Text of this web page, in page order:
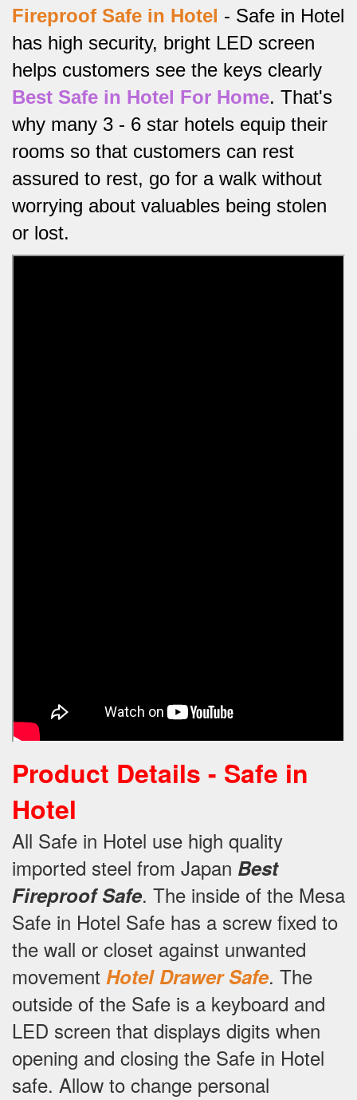
Fireproof Safe in Hotel - Safe in Hotel
has high security, bright LED screen
helps customers see the keys clearly
Best Safe in Hotel For Home. That's
why many 3 - 6 star hotels equip their
rooms so that customers can rest
assured to rest, go for a walk without
worrying about valuables being stolen
or lost.
Product Details - Safe in
Hotel
All Safe in Hotel use high quality
imported steel from Japan Best
Fireproof Safe. The inside of the Mesa
Safe in Hotel Safe has a screw fixed to
the wall or closet against unwanted
movement Hotel Drawer Safe. The
outside of the Safe is a keyboard and
LED screen that displays digits when
opening and closing the Safe in Hotel
safe. Allow to change personal